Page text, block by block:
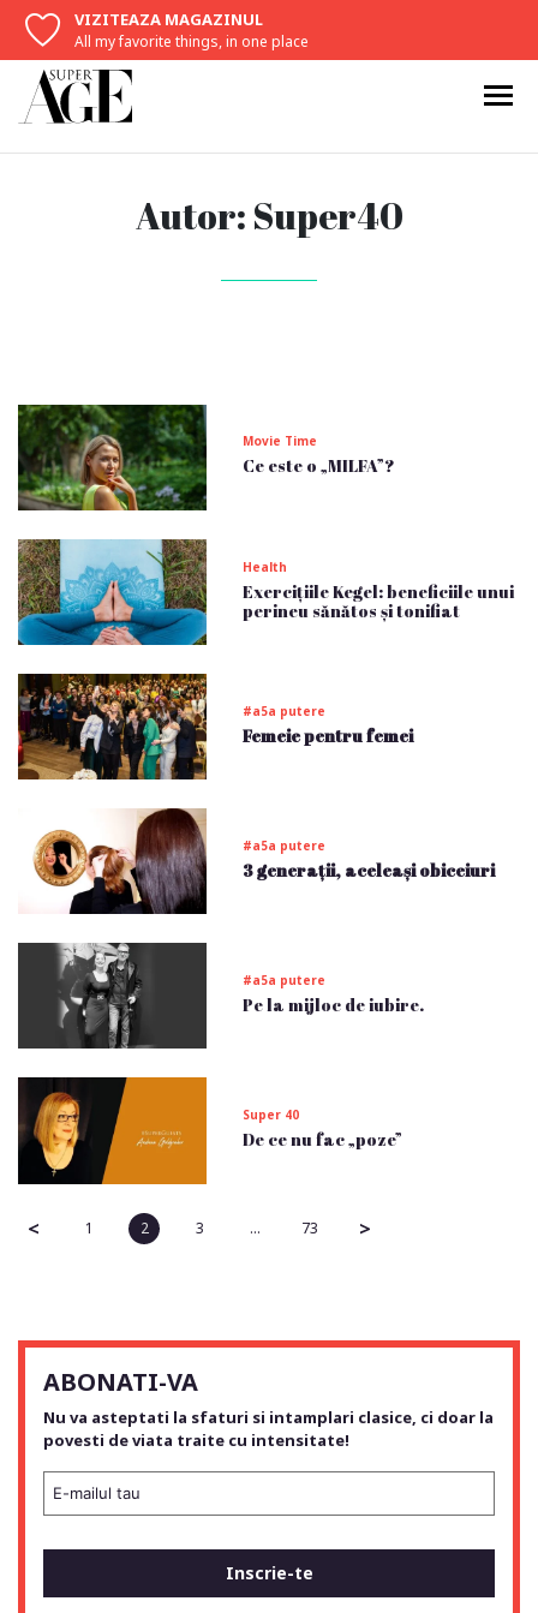
VIZITEAZA MAGAZINUL
All my favorite things, in one place
Autor:Super40
Movie Time
Ce este o „MILFA”?
Health
Exercițiile Kegel: beneficiile unui
perineu sănătos și tonifiat
#a5a putere
Femeie pentru femei
#a5a putere
3 generații, aceleași obiceiuri
#a5a putere
Pe la mijloc de iubire.
Super 40
De ce nu fac „poze”
< 1 2 3 … 73 >
ABONATI-VA
Nu va asteptati la sfaturi si intamplari clasice, ci doar la
povesti de viata traite cu intensitate!